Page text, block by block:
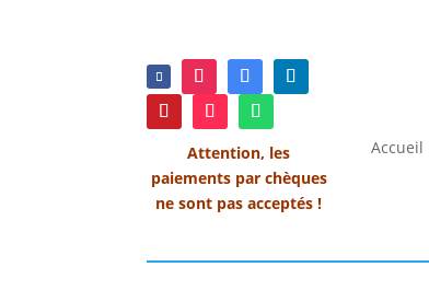
Attention, les
paiements par chèques
ne sont pas acceptés !
Accueil